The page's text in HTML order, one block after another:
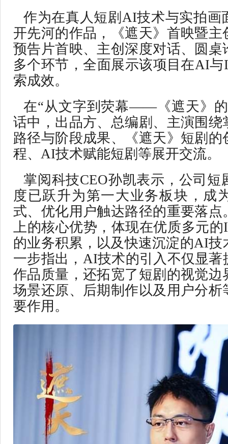
作为在真人短剧AI技术与实拍画
开先河的作品，《遮天》首映暨主
预告片首映、主创深度对话、圆桌
多个环节，全面展示该项目在AI
索成效。
在“从文字到荧幕——《遮天》
话中，出品方、总编剧、主演围绕
路径与阶段成果、《遮天》短剧
程、AI技术赋能短剧等展开交流。
掌阅科技CEO孙凯表示，公司短
度已跃升为第一大业务板块，成
式、优化用户触达路径的重要落点
上的核心优势，体现在优质多元
的业务积累，以及快速沉淀的AI技
一步指出，AI技术的引入不仅显著
作品质量，还拓宽了短剧的视觉边
场景还原、后期制作以及用户分析
要作用。